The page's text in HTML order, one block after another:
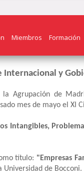
Miembros Formación
Internacional y
Agrupación de
mes de mayo el
Intangibles,
título: "Empresas
Universidad de Bocconi.